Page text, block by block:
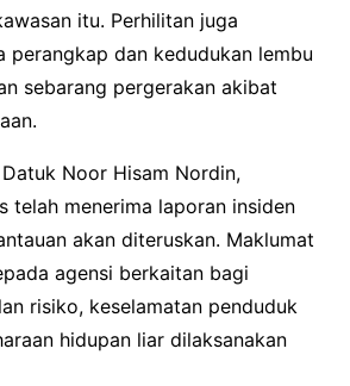
itu. Perhilitan juga
perangkap dan kedudukan lembu
sebarang pergerakan akibat
Noor Hisam Nordin,
telah menerima laporan insiden
akan diteruskan. Maklumat
agensi berkaitan bagi
risiko, keselamatan penduduk
hidupan liar dilaksanakan